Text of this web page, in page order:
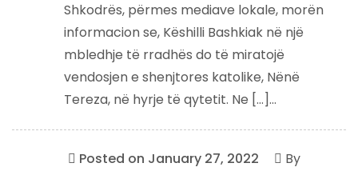
Shkodrës, përmes mediave lokale, morën
informacion se, Këshilli Bashkiak në një
mbledhje të rradhës do të miratojë
vendosjen e shenjtores katolike, Nënë
Tereza, në hyrje të qytetit. Ne […]...
Posted on January 27, 2022
By